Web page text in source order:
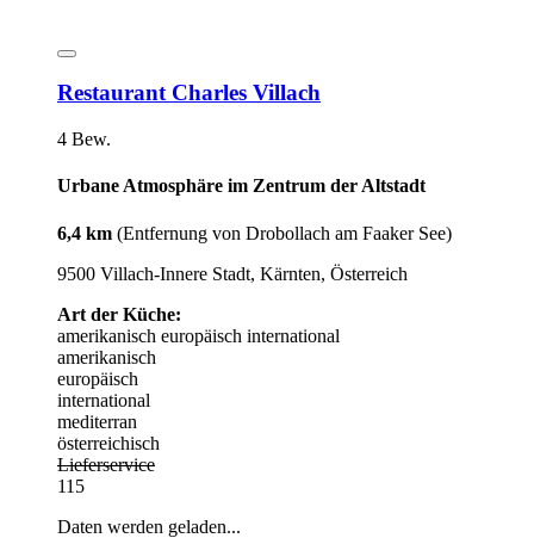
Restaurant Charles Villach
4 Bew.
Urbane Atmosphäre im Zentrum der Altstadt
6,4 km (Entfernung von Drobollach am Faaker See)
9500 Villach-Innere Stadt, Kärnten, Österreich
Art der Küche:
amerikanisch europäisch international
amerikanisch
europäisch
international
mediterran
österreichisch
Lieferservice
115
Daten werden geladen...